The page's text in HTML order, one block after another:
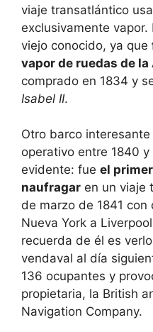
viaje transatlántico
exclusivamente
viejo conocido, ya que
vapor de ruedas de la
comprado en 1834 y
Isabel II.
Otro barco interesante
operativo entre 1840
evidente: fue el
naufragar en un viaje
de marzo de 1841
Nueva York a
recuerda de él es
vendaval al día
136 ocupantes y
propietaria, la British
Navigation Company.